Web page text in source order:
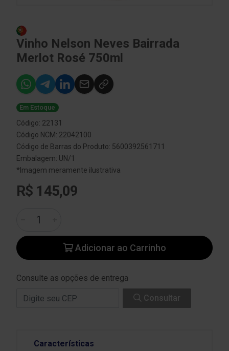
Vinho Nelson Neves Bairrada
Merlot Rosé 750ml
Em Estoque
Código: 22131
Código NCM: 22042100
Código de Barras do Produto: 5600392561711
Embalagem: UN/1
*Imagem meramente ilustrativa
R$ 145,09
Adicionar ao Carrinho
Consulte as opções de entrega
Consultar
Características